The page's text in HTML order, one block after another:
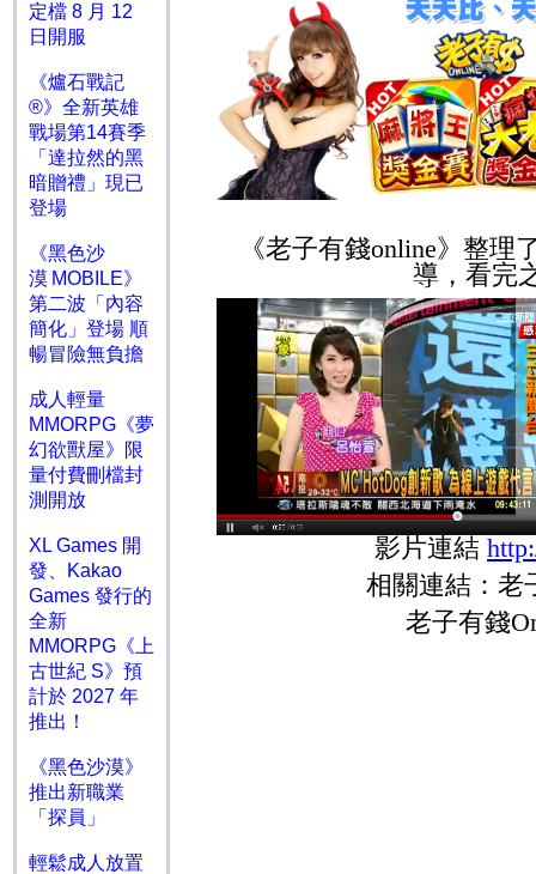
定檔 8 月 12
日開服
《爐石戰記
®》全新英雄
戰場第14賽季
「達拉然的黑
暗贈禮」現已
登場
《黑色沙
漠 MOBILE》
第二波「內容
簡化」登場 順
暢冒險無負擔
成人輕量
MMORPG《夢
幻欲獸屋》限
量付費刪檔封
測開放
XL Games 開
發、Kakao
Games 發行的
全新
MMORPG《上
古世紀 S》預
計於 2027 年
推出！
《黑色沙漠》
推出新職業
「探員」
輕鬆成人放置
《老子有錢online》整理
導，看完
影片連結
相關連結：老
老子有錢